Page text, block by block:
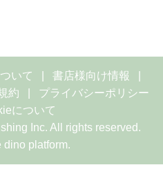
いて
書店様向け情報
約
プライバシーポリシー
について
Inc. All rights reserved.
dino platform.